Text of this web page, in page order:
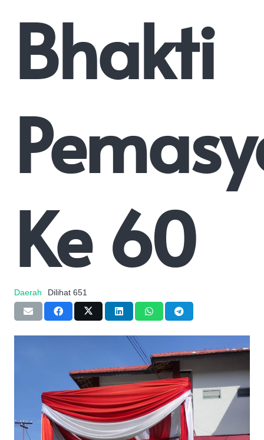
Bhakti
Ke 60
Daerah Dilihat 651